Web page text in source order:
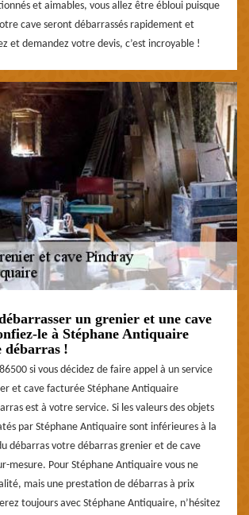
et aimables, vous allez être ébloui puisque
cave seront débarrassés rapidement et
et demandez votre devis, c’est incroyable !
un grenier et une cave
le à Stéphane Antiquaire
débarras !
si vous décidez de faire appel à un service
et cave facturée Stéphane Antiquaire
est à votre service. Si les valeurs des objets
par Stéphane Antiquaire sont inférieures à la
débarras votre débarras grenier et de cave
mesure. Pour Stéphane Antiquaire vous ne
mais une prestation de débarras à prix
toujours avec Stéphane Antiquaire, n’hésitez